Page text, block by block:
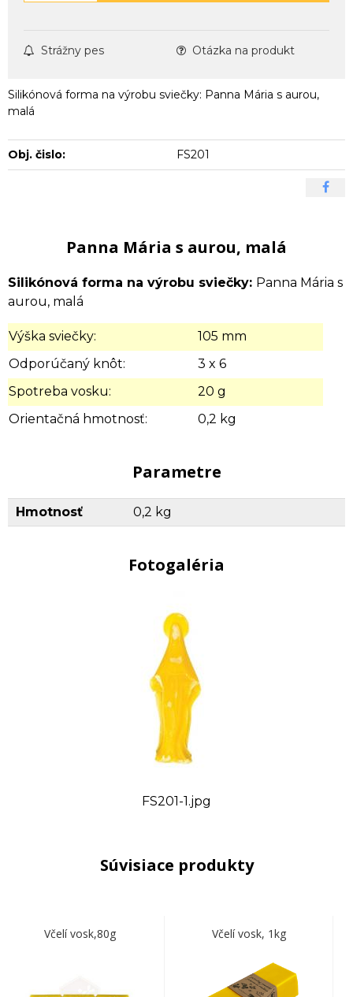
Strážny pes Otázka na produkt
Silikónová forma na výrobu sviečky: Panna Mária s aurou,
malá
Obj. čislo: FS201
Panna Mária s aurou, malá
Silikónová forma na výrobu sviečky: Panna Mária s
aurou, malá
Výška sviečky:
105 mm
Odporúčaný knôt:
3 x 6
Spotreba vosku:
20 g
Orientačná hmotnosť:
0,2 kg
Parametre
Hmotnosť 0,2 kg
Fotogaléria
FS201-1.jpg
Súvisiace produkty
Včelí vosk,80g Včelí vosk, 1kg